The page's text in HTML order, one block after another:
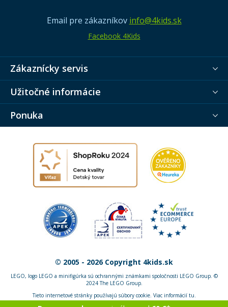
Email pre zákazníkov info@4kids.sk
Facebook 4Kids
Zákaznícky servis
Užitočné informácie
Ponuka
© 2005 - 2026 Copyright 4kids.sk
LEGO, logo LEGO a minifigúrka sú ochrannými známkami spoločnosti LEGO Group. ©
2024 The LEGO Group.
Tieto internetové stránky používajú súbory cookie. Viac informácií tu.